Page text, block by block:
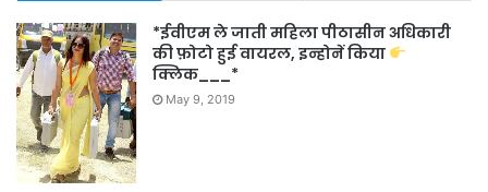
*ईवीएम ले जाती महिला पीठासीन अधिकारी
की फ़ोटो हुई वायरल, इन्होनें किया
क्लिक___*
May 9, 2019